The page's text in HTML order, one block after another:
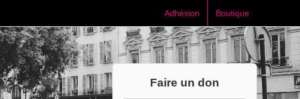
Adhésion Boutique
Faire un don